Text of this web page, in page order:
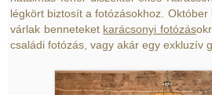
légkört biztosít a fotózásokhoz.
várlak benneteket karácsonyi fotózás
családi fotózás, vagy akár egy exkluzív